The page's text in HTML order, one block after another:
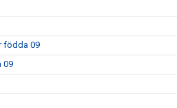
födda 09
09